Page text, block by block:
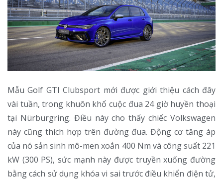
Mẫu Golf GTI Clubsport mới được giới thiệu cách đây
vài tuần, trong khuôn khổ cuộc đua 24 giờ huyền thoại
tại Nürburgring. Điều này cho thấy chiếc Volkswagen
này cũng thích hợp trên đường đua. Động cơ tăng áp
của nó sản sinh mô-men xoắn 400 Nm và công suất 221
kW (300 PS), sức mạnh này được truyền xuống đường
bằng cách sử dụng khóa vi sai trước điều khiển điện tử,